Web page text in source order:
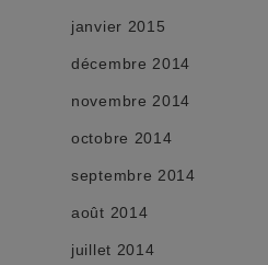
janvier 2015
décembre 2014
novembre 2014
octobre 2014
septembre 2014
août 2014
juillet 2014